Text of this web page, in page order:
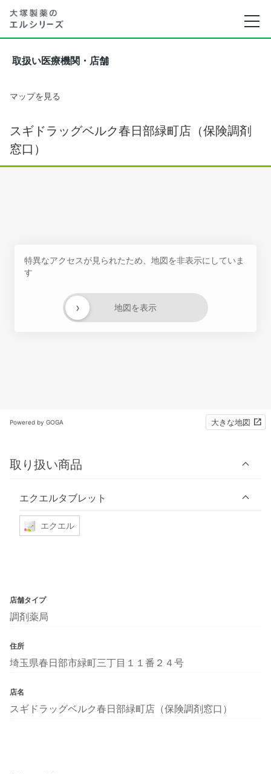
取扱い医療機関・店舗
マップを見る
スギドラッグベルク春日部緑町店（保険調剤
窓口）
特異なアクセスが見られたため、地図を非表示にしていま
す
地図を表示
›
Powered by GOGA 大きな地図
取り扱い商品
エクエルタブレット
エクエル
店舗タイプ
調剤薬局
住所
埼玉県春日部市緑町三丁目１１番２４号
店名
スギドラッグベルク春日部緑町店（保険調剤窓口）